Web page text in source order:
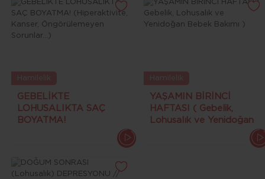
GEBELİKTE
LOHUSALIKTA SAÇ
BOYATMA!
YAŞAMIN BİRİNCİ
HAFTASI ( Gebelik,
Lohusalık ve Yenidoğan